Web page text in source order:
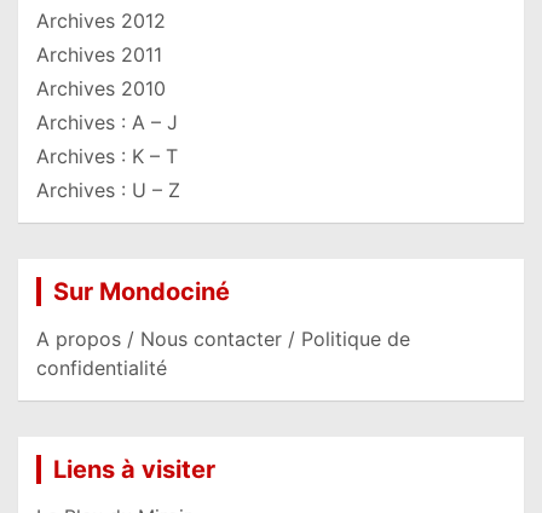
Archives 2012
Archives 2011
Archives 2010
Archives : A – J
Archives : K – T
Archives : U – Z
Sur Mondociné
A propos / Nous contacter / Politique de
confidentialité
Liens à visiter